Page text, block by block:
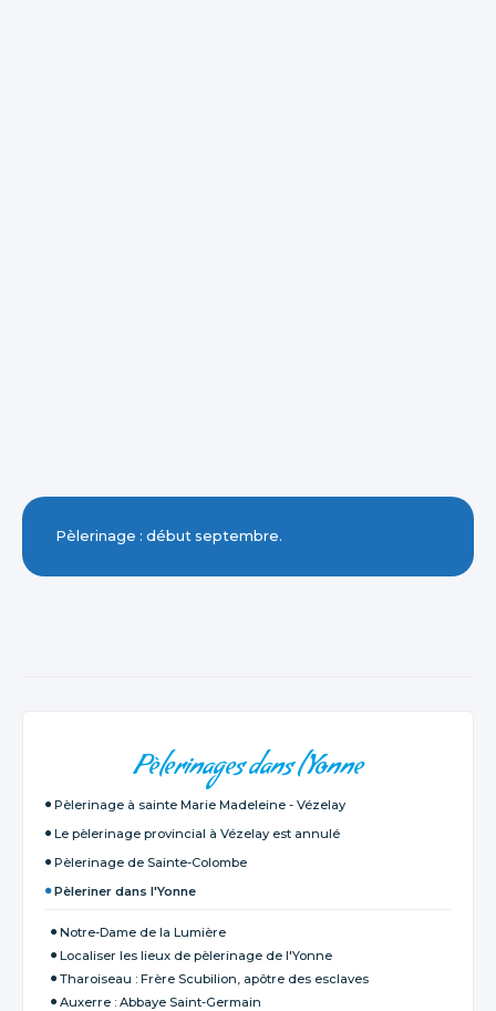
Pèlerinage : début septembre.
Pèlerinages dans l'Yonne
Pèlerinage à sainte Marie Madeleine - Vézelay
Le pèlerinage provincial à Vézelay est annulé
Pèlerinage de Sainte-Colombe
Pèleriner dans l'Yonne
Notre-Dame de la Lumière
Localiser les lieux de pèlerinage de l'Yonne
Tharoiseau : Frère Scubilion, apôtre des esclaves
Auxerre : Abbaye Saint-Germain